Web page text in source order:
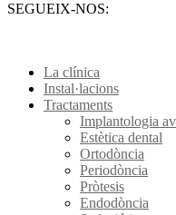
SEGUEIX-NOS:
La clínica
Instal·lacions
Tractaments
Implantologia
Estètica dental
Ortodòncia
Periodòncia
Pròtesis
Endodòncia